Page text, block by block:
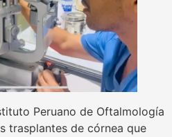
Peruano de Oftalmología
trasplantes de córnea que